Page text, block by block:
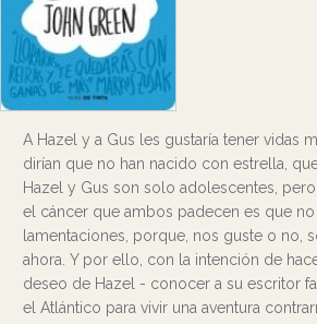
A Hazel y a Gus les gustaría tener vidas
dirían que no han nacido con estrella,
Hazel y Gus son solo adolescentes,
el cáncer que ambos padecen es que
lamentaciones, porque, nos guste o no,
ahora. Y por ello, con la intención de
deseo de Hazel - conocer a su escritor
el Atlántico para vivir una aventura